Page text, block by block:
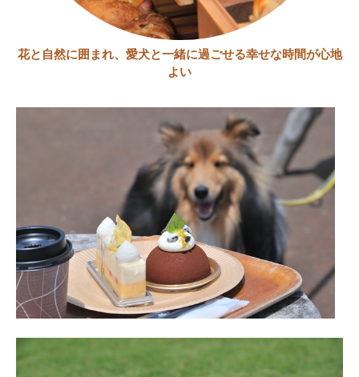
花と自然に囲まれ、愛犬と一緒に過ごせる幸せな時間が心地
よい